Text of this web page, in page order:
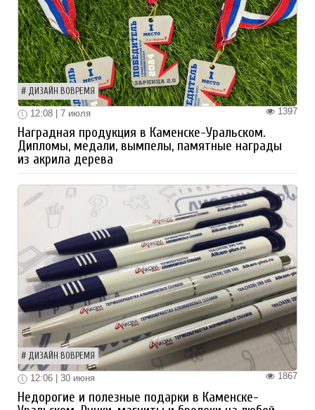
ДИЗАЙН ВОВРЕМЯ
1397
12:08 | 7 июля
Наградная продукция в Каменске-Уральском.
Дипломы, медали, вымпелы, памятные награды
из акрила дерева
ДИЗАЙН ВОВРЕМЯ
1867
12:06 | 30 июня
Недорогие и полезные подарки в Каменске-